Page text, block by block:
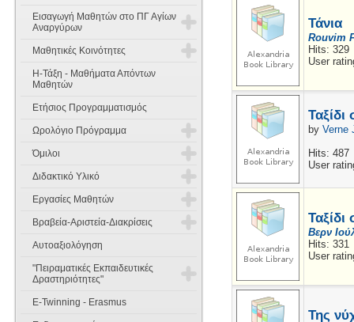
Εισαγωγή Μαθητών στο ΠΓ Αγίων
Αναργύρων
Εισαγωγή Μαθητών στην Α'
Γυμνασίου
Γυμνασίου
Δεξιοτήτων
Μαθητικές Κοινότητες
Έννοιες Σκοπός και Χαρακτήρας
Όργανα Σύνθεση και λειτουργία
σχολική ζωή
Πενταμελή Μαθητικά Συμβούλια
Συμβούλιο
Η-Τάξη - Μαθήματα Απόντων
Μαθητών
Ετήσιος Προγραμματισμός
Ωρολόγιο Πρόγραμμα
Διδακτικό Ωράριο
Όμιλοι
Κανονισμός Ομίλων
Όμιλοι 2024-2025
Όμιλοι 2023-2024
Όμιλοι 2022-2023
Διδακτικό Υλικό
Α Γυμνασίου
Μαθηματικά
Οικιακή Οικονομία
Μαθηματικά
Φυσική
Γ Γυμνασίου
Μαθηματικά
Εργασίες Μαθητών
Εργασίες Μαθητών 2014-2015
Ετών
Βραβεία-Αριστεία-Διακρίσεις
Διακρίσεις 2025-2026
Διακρίσεις 2024-2025
Αυτοαξιολόγηση
"Πειραματικές Εκπαιδευτικές
Δραστηριότητες"
Ημερίδες - Συνέδρια
E-Twinning - Erasmus
Τάνια
Rouvim
Hits: 329
User
byVerne
Hits: 487
User
Βερν
Hits: 331
User
Της